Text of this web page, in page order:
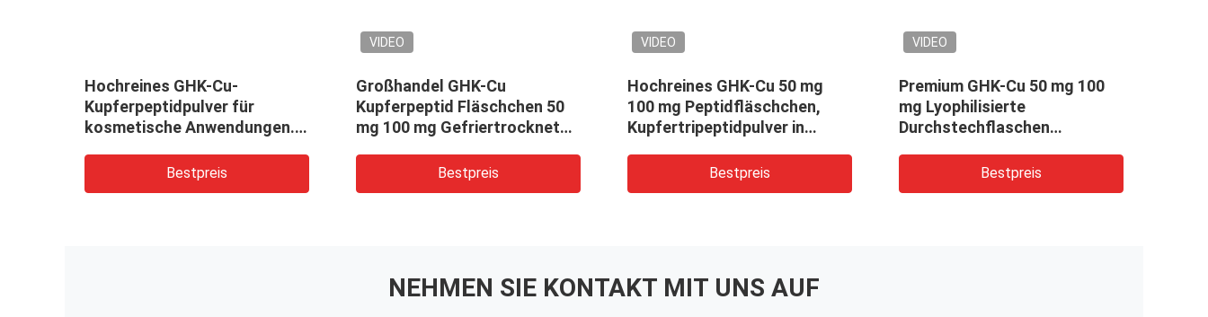
Hochreines GHK-Cu-
Kupferpeptidpulver für
kosmetische Anwendungen.
blauer Peptidbestandteil,
stabile Qualität
Bestpreis
VIDEO
Großhandel GHK-Cu
Kupferpeptid Fläschchen 50
mg 100 mg Gefriertrocknetes
Hautpflegeforschung
Bestpreis
VIDEO
Hochreines GHK-Cu 50 mg
100 mg Peptidfläschchen,
Kupfertripeptidpulver in
Bestpreis
VIDEO
Premium GHK-Cu 50 mg 100
mg Lyophilisierte
Durchstechflaschen
kosmetische und
Forschungsanwendungen
Bestpreis
NEHMEN SIE KONTAKT MIT UNS AUF